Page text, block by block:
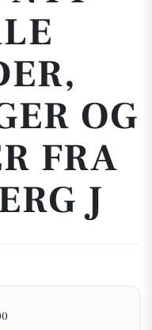
OG
FRA
J